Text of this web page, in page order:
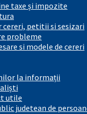
taxe și impozite
cereri, petitii si sesizari
probleme
si modele de cereri
la informații
utile
judetean de